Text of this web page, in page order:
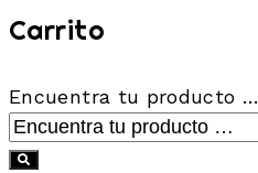
Carrito
Encuentra tu producto …